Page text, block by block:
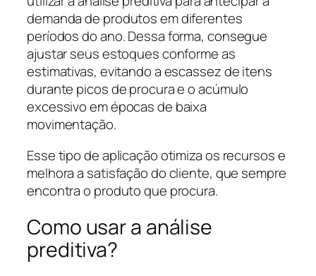
demanda de produtos em diferentes
períodos do ano. Dessa forma, consegue
ajustar seus estoques conforme as
estimativas, evitando a escassez de itens
durante picos de procura e o acúmulo
excessivo em épocas de baixa
movimentação.
Esse tipo de aplicação otimiza os recursos e
melhora a satisfação do cliente, que sempre
encontra o produto que procura.
Como usar a análise
preditiva?